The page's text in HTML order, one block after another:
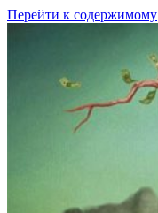
Перейти к содержимому